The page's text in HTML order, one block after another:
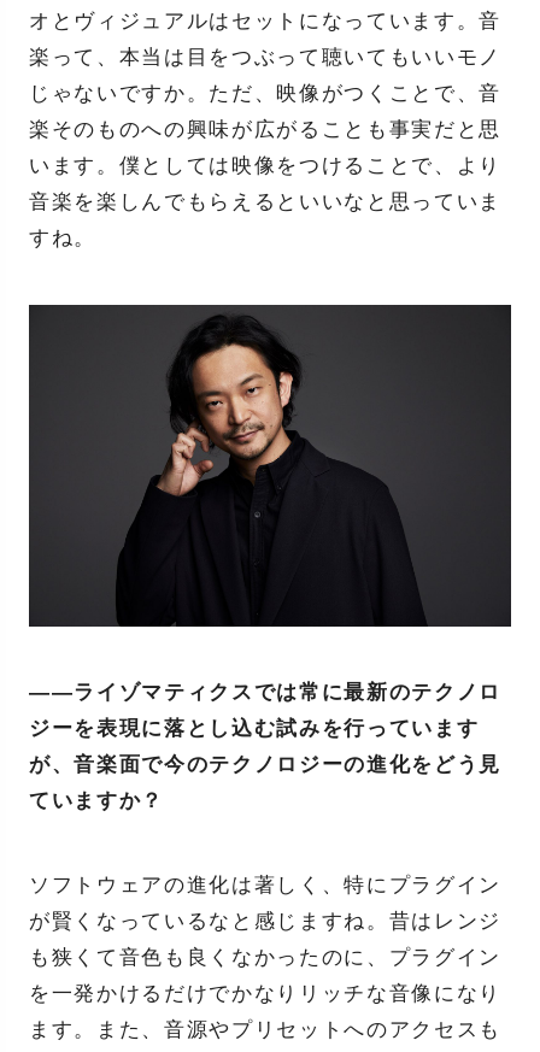
オとヴィジュアルはセットになっています。音
楽って、本当は目をつぶって聴いてもいいモノ
じゃないですか。ただ、映像がつくことで、音
楽そのものへの興味が広がることも事実だと思
います。僕としては映像をつけることで、より
音楽を楽しんでもらえるといいなと思っていま
すね。
――ライゾマティクスでは常に最新のテクノロ
ジーを表現に落とし込む試みを行っています
が、音楽面で今のテクノロジーの進化をどう見
ていますか？
ソフトウェアの進化は著しく、特にプラグイン
が賢くなっているなと感じますね。昔はレンジ
も狭くて音色も良くなかったのに、プラグイン
を一発かけるだけでかなりリッチな音像になり
ます。また、音源やプリセットへのアクセスも